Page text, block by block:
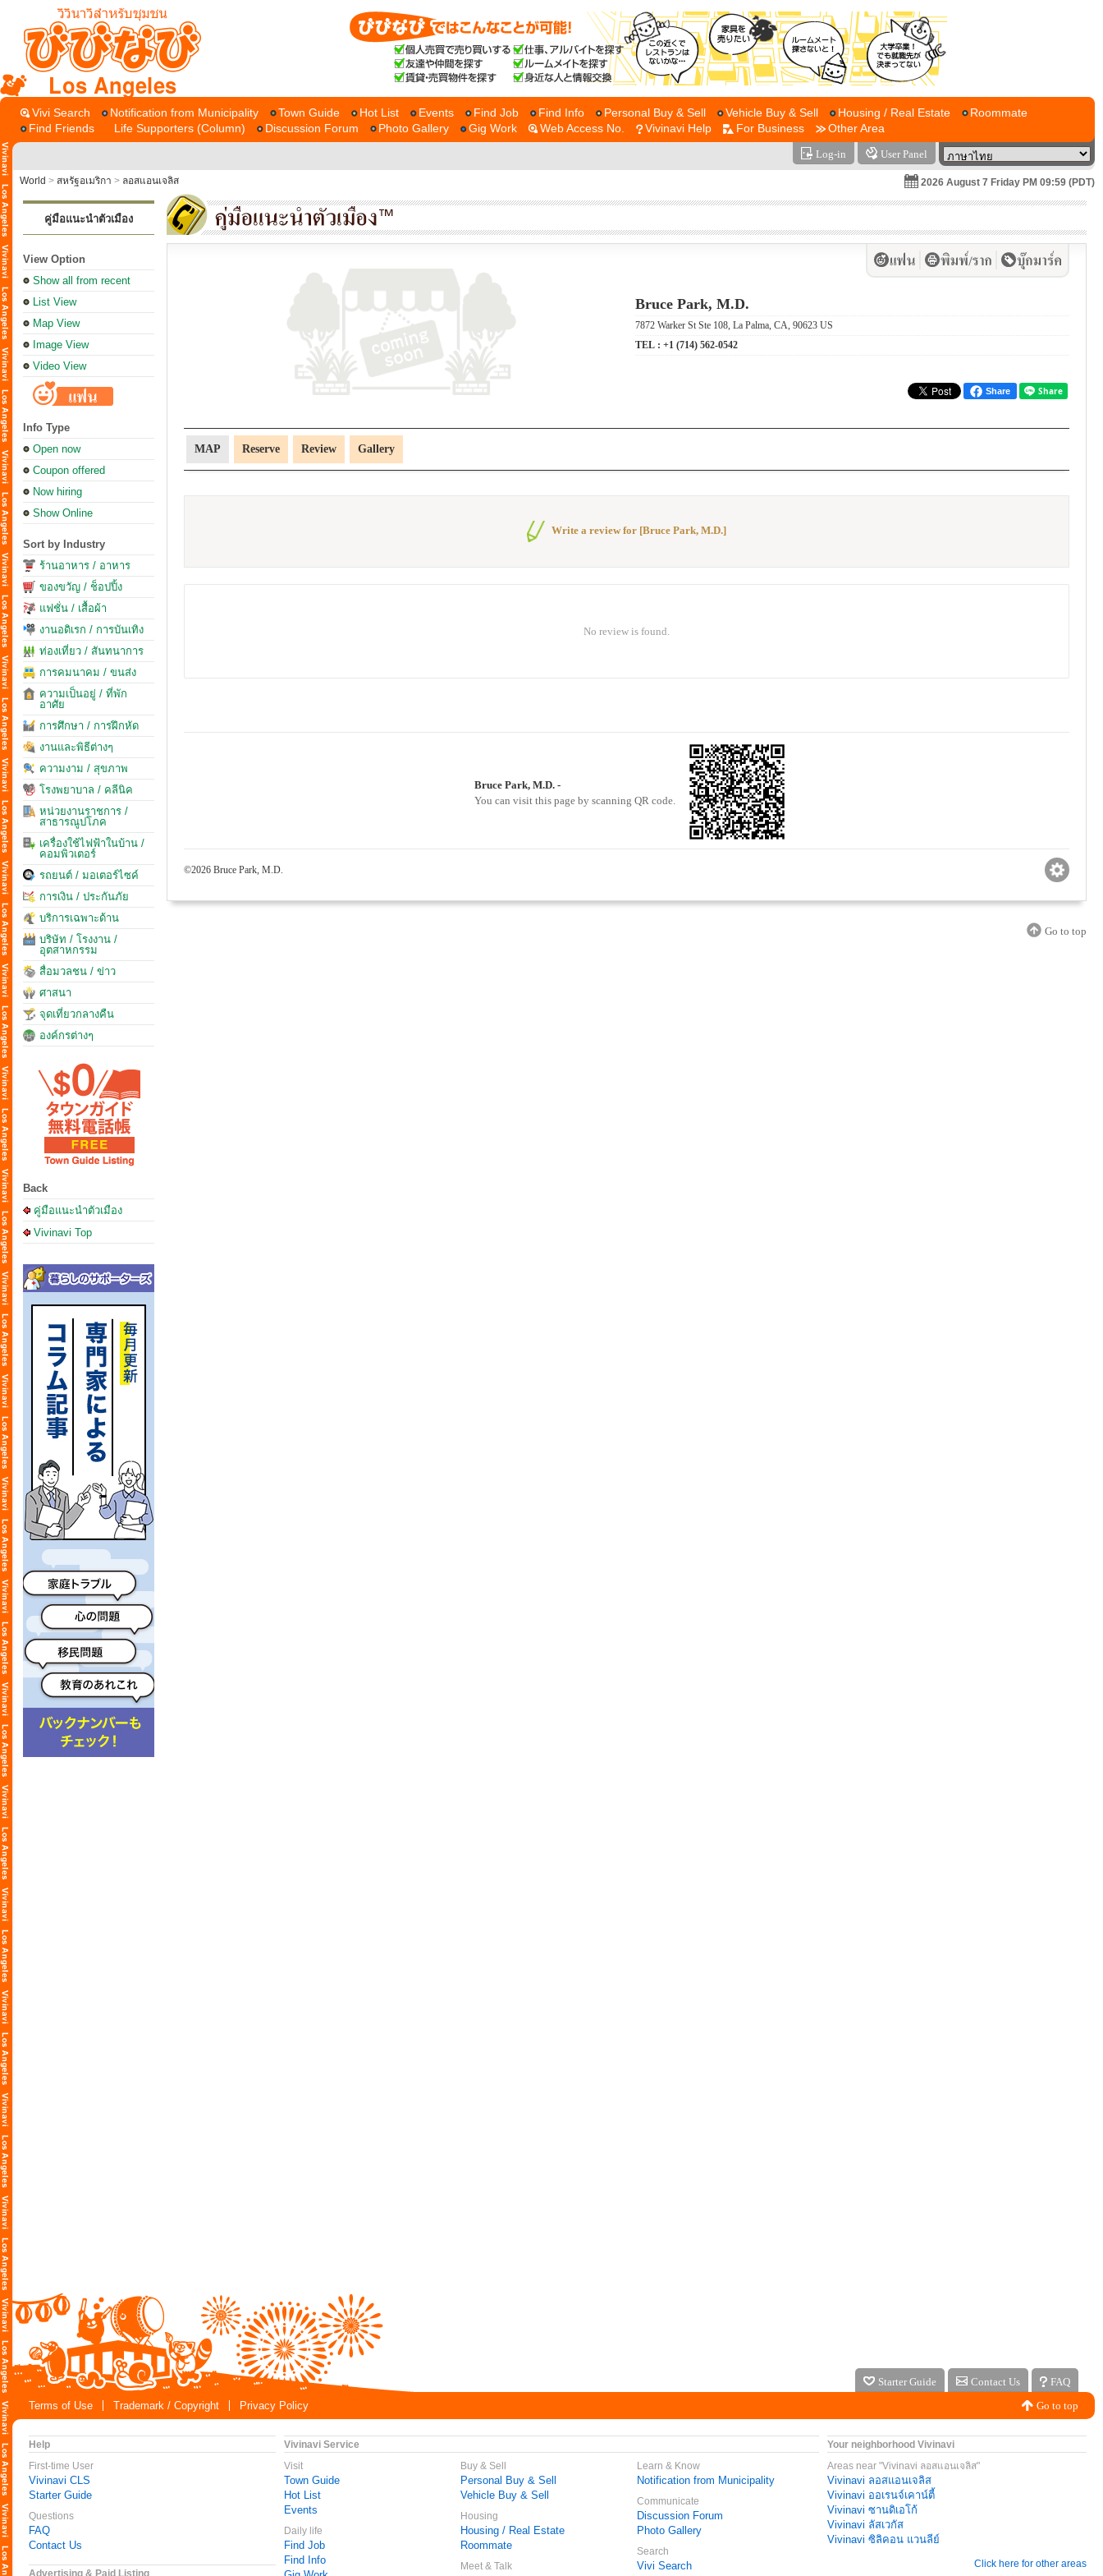
Los Angeles
Vivi Search Notification from Municipality Town Guide Hot List Events Find Job Find Info Personal Buy & Sell Vehicle Buy & Sell Housing / Real Estate
Roommate
Find Friends
Life Supporters (Column) Discussion Forum Photo Gallery Gig Work Web Access No. Vivinavi Help For Business Other Area
Log-in User Panel
World > สหรัฐอเมริกา > ลอสแอนเจลิส 2026 August 7 Friday PM 09:59 (PDT)
คู่มือแนะนำตัวเมือง
View Option
Show all from recent
List View
Map View
Image View
Video View
Info Type
Open now
Coupon offered
Now hiring
Show Online
Sort by Industry
ร้านอาหาร / อาหาร
ของขวัญ / ช็อปปิ้ง
แฟชั่น / เสื้อผ้า
งานอดิเรก / การบันเทิง
ท่องเที่ยว / สันทนาการ
การคมนาคม / ขนส่ง
ความเป็นอยู่ / ที่พัก
อาศัย
การศึกษา / การฝึกหัด
งานและพิธีต่างๆ
ความงาม / สุขภาพ
โรงพยาบาล / คลีนิค
หน่วยงานราชการ /
สาธารณูปโภค
เครื่องใช้ไฟฟ้าในบ้าน /
คอมพิวเตอร์
รถยนต์ / มอเตอร์ไซค์
การเงิน / ประกันภัย
บริการเฉพาะด้าน
บริษัท / โรงงาน /
อุตสาหกรรม
สื่อมวลชน / ข่าว
ศาสนา
จุดเที่ยวกลางคืน
องค์กรต่างๆ
Back
คู่มือแนะนำตัวเมือง
Vivinavi Top
Bruce Park, M.D.
7872 Warker St Ste 108, La Palma, CA, 90623 US
TEL : +1 (714) 562-0542
Share
MAP Reserve Review Gallery
Write a review for [Bruce Park, M.D.]
No review is found.
Bruce Park, M.D. -
You can visit this page by scanning QR code.
©2026 Bruce Park, M.D.
Go to top
Starter Guide Contact Us
FAQ
Terms of Use
Trademark / Copyright Privacy Policy Go to top
Help
First-time User
Vivinavi CLS
Starter Guide
Questions
FAQ
Contact Us
Advertising & Paid Listing
Vivinavi Service
Visit
Town Guide
Hot List
Events
Daily life
Find Job
Find Info
Buy & Sell
Personal Buy & Sell
Vehicle Buy & Sell
Housing
Housing / Real Estate
Roommate
Meet & Talk
Learn & Know
Notification from Municipality
Communicate
Discussion Forum
Photo Gallery
Search
Vivi Search
Your neighborhood Vivinavi
Areas near "Vivinavi ลอสแอนเจลิส"
Vivinavi ลอสแอนเจลิส
Vivinavi ออเรนจ์เคาน์ตี้
Vivinavi ซานดิเอโก้
Vivinavi ลัสเวกัส
Vivinavi ซิลิคอน แวนลีย์
Click here for other areas